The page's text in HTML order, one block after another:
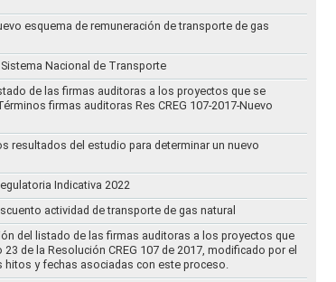
esquema de remuneración de transporte de gas
Nacional de Transporte
de las firmas auditoras a los proyectos que se
firmas auditoras Res CREG 107-2017-Nuevo
resultados del estudio para determinar un nuevo
Indicativa 2022
actividad de transporte de gas natural
del listado de las firmas auditoras a los proyectos que
de la Resolución CREG 107 de 2017, modificado por el
hitos y fechas asociadas con este proceso.